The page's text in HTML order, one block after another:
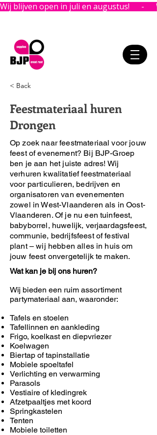
Wij blijven open in juli en augustus!      -
< Back
Feestmateriaal huren
Drongen
Op zoek naar feestmateriaal voor jouw
feest of evenement? Bij BJP-Groep
ben je aan het juiste adres! Wij
verhuren kwalitatief feestmateriaal
voor particulieren, bedrijven en
organisatoren van evenementen
zowel in West-Vlaanderen als in Oost-
Vlaanderen. Of je nu een tuinfeest,
babyborrel, huwelijk, verjaardagsfeest,
communie, bedrijfsfeest of festival
plant – wij hebben alles in huis om
jouw feest onvergetelijk te maken.
Wat kan je bij ons huren?
Wij bieden een ruim assortiment
partymateriaal aan, waaronder:
Tafels en stoelen
Tafellinnen en aankleding
Frigo, koelkast en diepvriezer
Koelwagen
Biertap of tapinstallatie
Mobiele spoeltafel
Verlichting en verwarming
Parasols
Vestiaire of kledingrek
Afzetpaaltjes met koord
Springkastelen
Tenten
Mobiele toiletten